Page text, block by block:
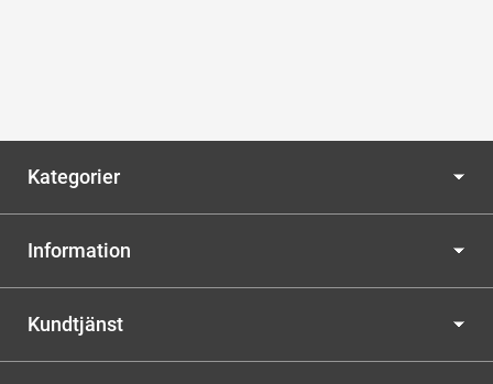
Kategorier
Information
Kundtjänst